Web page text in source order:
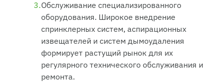
Обслуживание специализированного
оборудования. Широкое внедрение
спринклерных систем, аспирационных
извещателей и систем дымоудаления
формирует растущий рынок для их
регулярного технического обслуживания и
ремонта.